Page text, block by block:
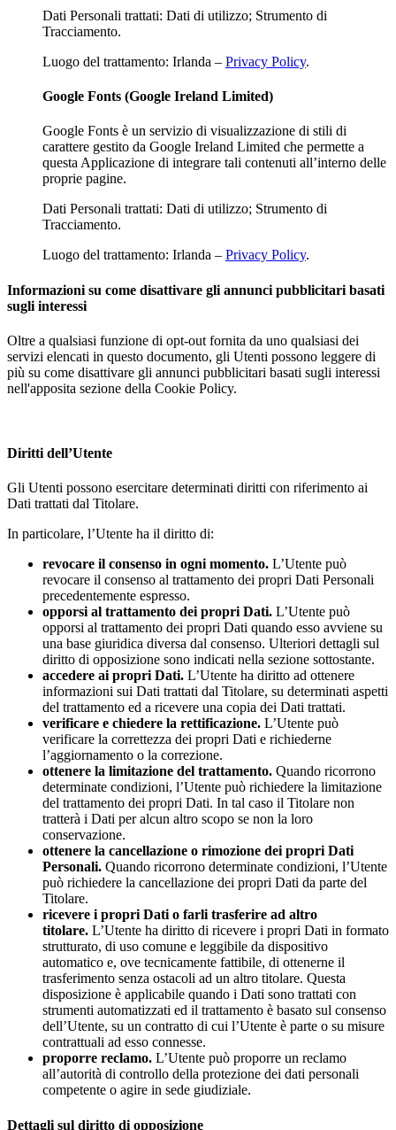
Dati Personali trattati: Dati di utilizzo; Strumento di
Tracciamento.
Luogo del trattamento: Irlanda – Privacy Policy.
Google Fonts (Google Ireland Limited)
Google Fonts è un servizio di visualizzazione di stili di
carattere gestito da Google Ireland Limited che permette a
questa Applicazione di integrare tali contenuti all’interno delle
proprie pagine.
Dati Personali trattati: Dati di utilizzo; Strumento di
Tracciamento.
Luogo del trattamento: Irlanda – Privacy Policy.
Informazioni su come disattivare gli annunci pubblicitari basati
sugli interessi
Oltre a qualsiasi funzione di opt-out fornita da uno qualsiasi dei
servizi elencati in questo documento, gli Utenti possono leggere di
più su come disattivare gli annunci pubblicitari basati sugli interessi
nell'apposita sezione della Cookie Policy.
Diritti dell’Utente
Gli Utenti possono esercitare determinati diritti con riferimento ai
Dati trattati dal Titolare.
In particolare, l’Utente ha il diritto di:
revocare il consenso in ogni momento. L’Utente può
revocare il consenso al trattamento dei propri Dati Personali
precedentemente espresso.
opporsi al trattamento dei propri Dati. L’Utente può
opporsi al trattamento dei propri Dati quando esso avviene su
una base giuridica diversa dal consenso. Ulteriori dettagli sul
diritto di opposizione sono indicati nella sezione sottostante.
accedere ai propri Dati. L’Utente ha diritto ad ottenere
informazioni sui Dati trattati dal Titolare, su determinati aspetti
del trattamento ed a ricevere una copia dei Dati trattati.
verificare e chiedere la rettificazione. L’Utente può
verificare la correttezza dei propri Dati e richiederne
l’aggiornamento o la correzione.
ottenere la limitazione del trattamento. Quando ricorrono
determinate condizioni, l’Utente può richiedere la limitazione
del trattamento dei propri Dati. In tal caso il Titolare non
tratterà i Dati per alcun altro scopo se non la loro
conservazione.
ottenere la cancellazione o rimozione dei propri Dati
Personali. Quando ricorrono determinate condizioni, l’Utente
può richiedere la cancellazione dei propri Dati da parte del
Titolare.
ricevere i propri Dati o farli trasferire ad altro
titolare. L’Utente ha diritto di ricevere i propri Dati in formato
strutturato, di uso comune e leggibile da dispositivo
automatico e, ove tecnicamente fattibile, di ottenerne il
trasferimento senza ostacoli ad un altro titolare. Questa
disposizione è applicabile quando i Dati sono trattati con
strumenti automatizzati ed il trattamento è basato sul consenso
dell’Utente, su un contratto di cui l’Utente è parte o su misure
contrattuali ad esso connesse.
proporre reclamo. L’Utente può proporre un reclamo
all’autorità di controllo della protezione dei dati personali
competente o agire in sede giudiziale.
Dettagli sul diritto di opposizione